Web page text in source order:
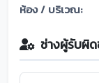
ห้อง / บริเวณ:
ช่างผู้รับผิ